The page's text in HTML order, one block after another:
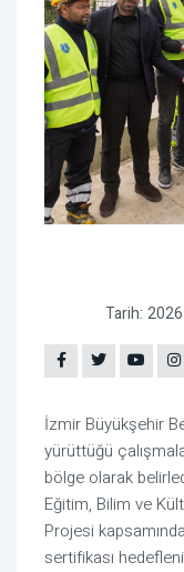
Tarih:
İzmir Büyükşehir
yürüttüğü
bölge olarak
Eğitim, Bilim ve
Projesi
sertifikası